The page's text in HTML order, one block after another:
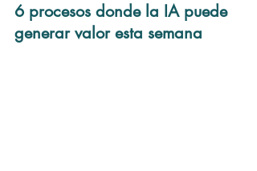
6 procesos donde la IA puede
generar valor esta semana